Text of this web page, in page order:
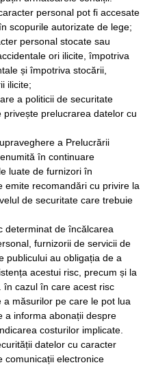
personal pot fi accesate
scopurile autorizate de lege;
personal stocate sau
ori ilicite, împotriva
și împotriva stocării,
ilicite;
a politicii de securitate
prelucrarea datelor cu
a Prelucrării
în continuare
luate de furnizori în
emite recomandări cu privire la
de securitate care trebuie
determinat de încălcarea
furnizorii de servicii de
publicului au obligația de a
acestui risc, precum și la
în cazul în care acest risc
măsurilor pe care le pot lua
a informa abonații despre
costurilor implicate.
datelor cu caracter
comunicații electronice